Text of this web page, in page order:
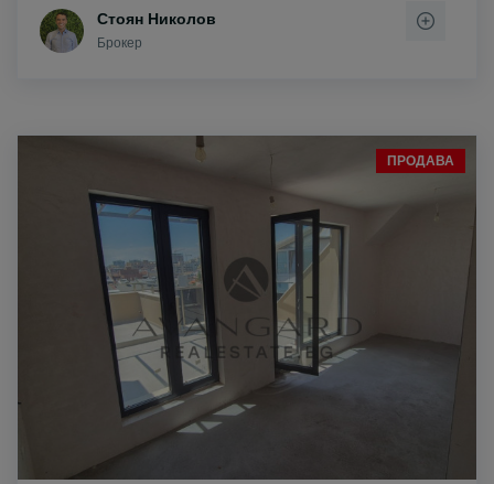
Стоян Николов
Брокер
ПРОДАВА